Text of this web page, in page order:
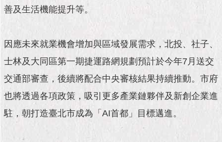
及
成
市
政
料
館
發
善及生活機能提升等。
因應未來就業機會增加與區域發展需求，北投、社子、
士林及大同區第一期捷運路網規劃預計於今年7月送交
交通部審查，後續將配合中央審核結果持續推動。市府
也將透過各項政策，吸引更多產業鏈夥伴及新創企業進
駐，朝打造臺北市成為「AI首都」目標邁進。